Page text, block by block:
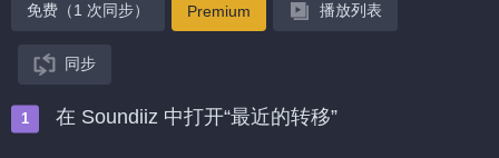
免费（1 次同步） Premium 播放列表
同步
在 Soundiiz 中打开“最近的转移”